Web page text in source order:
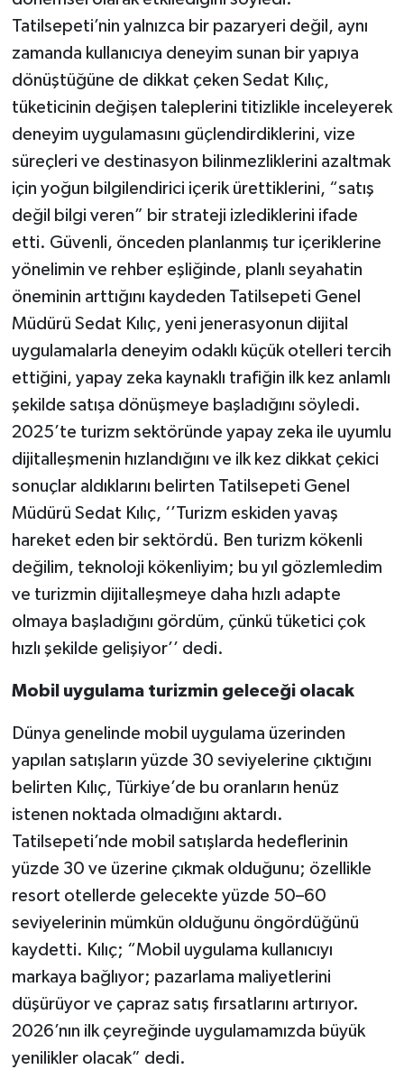
Tatilsepeti’nin yalnızca bir pazaryeri değil, aynı
zamanda kullanıcıya deneyim sunan bir yapıya
dönüştüğüne de dikkat çeken Sedat Kılıç,
tüketicinin değişen taleplerini titizlikle inceleyerek
deneyim uygulamasını güçlendirdiklerini, vize
süreçleri ve destinasyon bilinmezliklerini azaltmak
için yoğun bilgilendirici içerik ürettiklerini, “satış
değil bilgi veren” bir strateji izlediklerini ifade
etti. Güvenli, önceden planlanmış tur içeriklerine
yönelimin ve rehber eşliğinde, planlı seyahatin
öneminin arttığını kaydeden Tatilsepeti Genel
Müdürü Sedat Kılıç, yeni jenerasyonun dijital
uygulamalarla deneyim odaklı küçük otelleri tercih
ettiğini, yapay zeka kaynaklı trafiğin ilk kez anlamlı
şekilde satışa dönüşmeye başladığını söyledi.
2025’te turizm sektöründe yapay zeka ile uyumlu
dijitalleşmenin hızlandığını ve ilk kez dikkat çekici
sonuçlar aldıklarını belirten Tatilsepeti Genel
Müdürü Sedat Kılıç, ‘’Turizm eskiden yavaş
hareket eden bir sektördü. Ben turizm kökenli
değilim, teknoloji kökenliyim; bu yıl gözlemledim
ve turizmin dijitalleşmeye daha hızlı adapte
olmaya başladığını gördüm, çünkü tüketici çok
hızlı şekilde gelişiyor’’ dedi.
Mobil uygulama turizmin geleceği olacak
Dünya genelinde mobil uygulama üzerinden
yapılan satışların yüzde 30 seviyelerine çıktığını
belirten Kılıç, Türkiye’de bu oranların henüz
istenen noktada olmadığını aktardı.
Tatilsepeti’nde mobil satışlarda hedeflerinin
yüzde 30 ve üzerine çıkmak olduğunu; özellikle
resort otellerde gelecekte yüzde 50–60
seviyelerinin mümkün olduğunu öngördüğünü
kaydetti. Kılıç; “Mobil uygulama kullanıcıyı
markaya bağlıyor; pazarlama maliyetlerini
düşürüyor ve çapraz satış fırsatlarını artırıyor.
2026’nın ilk çeyreğinde uygulamamızda büyük
yenilikler olacak” dedi.